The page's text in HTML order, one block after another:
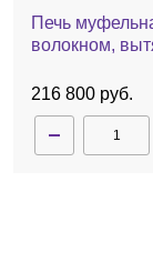
Печь
волокном,
216 800 руб.